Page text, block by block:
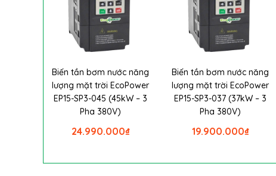
Biến tần bơm nước năng
lượng mặt trời EcoPower
EP15-SP3-045 (45kW – 3
Pha 380V)
₫
24.990.000
Biến tần bơm nước năng
lượng mặt trời EcoPower
EP15-SP3-037 (37kW – 3
Pha 380V)
₫
19.900.000